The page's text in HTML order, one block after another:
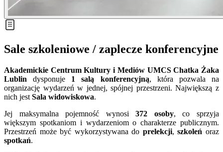
Sale szkoleniowe / zaplecze konferencyjne
Akademickie Centrum Kultury i Mediów UMCS Chatka Żaka
Lublin dysponuje 1 salą konferencyjną, która pozwala na
organizację wydarzeń w jednej, spójnej przestrzeni. Największą z
nich jest Sala widowiskowa.
Jej maksymalna pojemność wynosi372 osoby, co sprzyja
większym spotkaniom i wydarzeniom o charakterze publicznym.
Przestrzeń może być wykorzystywana do prelekcji,szkoleń oraz
spotkań.